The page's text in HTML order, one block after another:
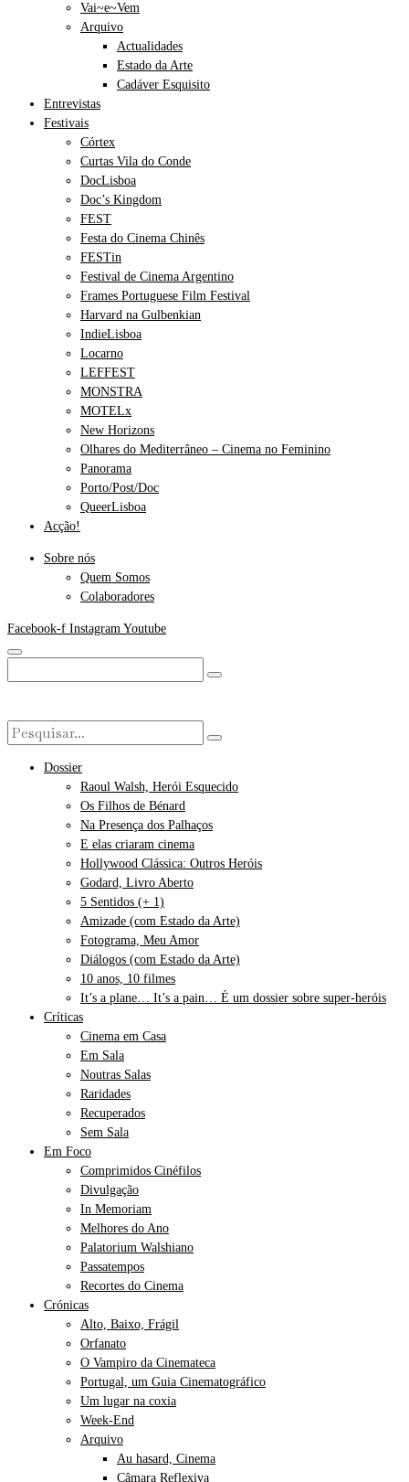
Vai~e~Vem
Arquivo
Actualidades
Estado da Arte
Cadáver Esquisito
Entrevistas
Festivais
Córtex
Curtas Vila do Conde
DocLisboa
Doc’s Kingdom
FEST
Festa do Cinema Chinês
FESTin
Festival de Cinema Argentino
Frames Portuguese Film Festival
Harvard na Gulbenkian
IndieLisboa
Locarno
LEFFEST
MONSTRA
MOTELx
New Horizons
Olhares do Mediterrâneo – Cinema no Feminino
Panorama
Porto/Post/Doc
QueerLisboa
Acção!
Sobre nós
Quem Somos
Colaboradores
Facebook-f Instagram Youtube
Dossier
Raoul Walsh, Herói Esquecido
Os Filhos de Bénard
Na Presença dos Palhaços
E elas criaram cinema
Hollywood Clássica: Outros Heróis
Godard, Livro Aberto
5 Sentidos (+ 1)
Amizade (com Estado da Arte)
Fotograma, Meu Amor
Diálogos (com Estado da Arte)
10 anos, 10 filmes
It’s a plane… It’s a pain… É um dossier sobre super-heróis
Críticas
Cinema em Casa
Em Sala
Noutras Salas
Raridades
Recuperados
Sem Sala
Em Foco
Comprimidos Cinéfilos
Divulgação
In Memoriam
Melhores do Ano
Palatorium Walshiano
Passatempos
Recortes do Cinema
Crónicas
Alto, Baixo, Frágil
Orfanato
O Vampiro da Cinemateca
Portugal, um Guia Cinematográfico
Um lugar na coxia
Week-End
Arquivo
Au hasard, Cinema
Câmara Reflexiva